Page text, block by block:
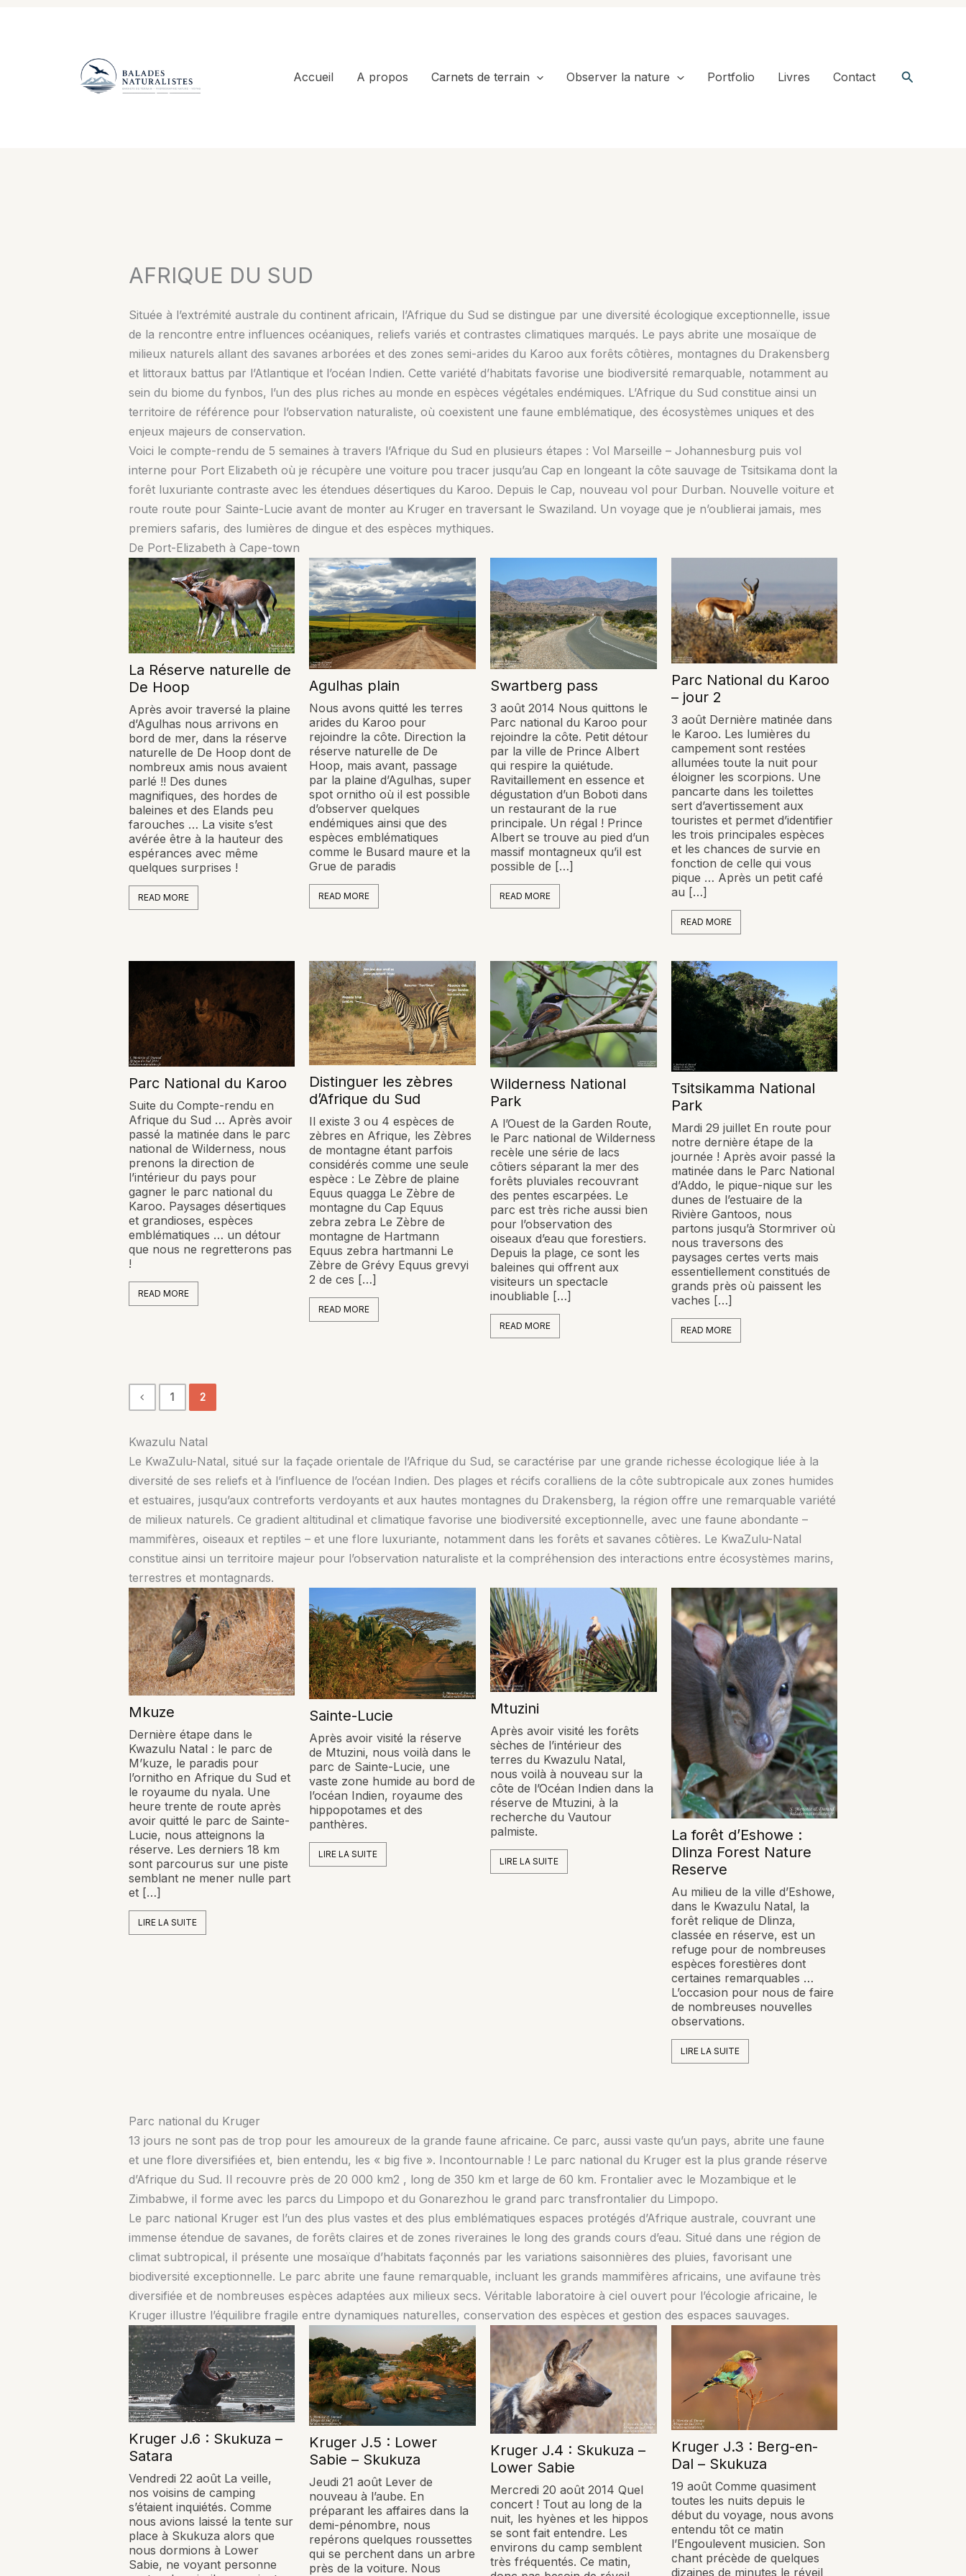
Accueil
A propos Carnets de terrain Observer la nature Portfolio Livres Contact
AFRIQUE DU SUD
Située à l’extrémité australe du continent africain, l’Afrique du Sud se distingue par une diversité écologique exceptionnelle, issue
de la rencontre entre influences océaniques, reliefs variés et contrastes climatiques marqués. Le pays abrite une mosaïque de
milieux naturels allant des savanes arborées et des zones semi-arides du Karoo aux forêts côtières, montagnes du Drakensberg
et littoraux battus par l’Atlantique et l’océan Indien. Cette variété d’habitats favorise une biodiversité remarquable, notamment au
sein du biome du fynbos, l’un des plus riches au monde en espèces végétales endémiques. L’Afrique du Sud constitue ainsi un
territoire de référence pour l’observation naturaliste, où coexistent une faune emblématique, des écosystèmes uniques et des
enjeux majeurs de conservation.
Voici le compte-rendu de 5 semaines à travers l’Afrique du Sud en plusieurs étapes : Vol Marseille – Johannesburg puis vol
interne pour Port Elizabeth où je récupère une voiture pou tracer jusqu’au Cap en longeant la côte sauvage de Tsitsikama dont la
forêt luxuriante contraste avec les étendues désertiques du Karoo. Depuis le Cap, nouveau vol pour Durban. Nouvelle voiture et
route route pour Sainte-Lucie avant de monter au Kruger en traversant le Swaziland. Un voyage que je n’oublierai jamais, mes
premiers safaris, des lumières de dingue et des espèces mythiques.
De Port-Elizabeth à Cape-town
La Réserve naturelle de
De Hoop
Après avoir traversé la plaine
d’Agulhas nous arrivons en
bord de mer, dans la réserve
naturelle de De Hoop dont de
nombreux amis nous avaient
parlé !! Des dunes
magnifiques, des hordes de
baleines et des Elands peu
farouches … La visite s’est
avérée être à la hauteur des
espérances avec même
quelques surprises !
READ MORE
Agulhas plain
Nous avons quitté les terres
arides du Karoo pour
rejoindre la côte. Direction la
réserve naturelle de De
Hoop, mais avant, passage
par la plaine d’Agulhas, super
spot ornitho où il est possible
d’observer quelques
endémiques ainsi que des
espèces emblématiques
comme le Busard maure et la
Grue de paradis
READ MORE
Swartberg pass
3 août 2014 Nous quittons le
Parc national du Karoo pour
rejoindre la côte. Petit détour
par la ville de Prince Albert
qui respire la quiétude.
Ravitaillement en essence et
dégustation d’un Boboti dans
un restaurant de la rue
principale. Un régal ! Prince
Albert se trouve au pied d’un
massif montagneux qu’il est
possible de […]
READ MORE
Parc National du Karoo
– jour 2
3 août Dernière matinée dans
le Karoo. Les lumières du
campement sont restées
allumées toute la nuit pour
éloigner les scorpions. Une
pancarte dans les toilettes
sert d’avertissement aux
touristes et permet d’identifier
les trois principales espèces
et les chances de survie en
fonction de celle qui vous
pique … Après un petit café
au […]
READ MORE
Parc National du Karoo
Suite du Compte-rendu en
Afrique du Sud … Après avoir
passé la matinée dans le parc
national de Wilderness, nous
prenons la direction de
l’intérieur du pays pour
gagner le parc national du
Karoo. Paysages désertiques
et grandioses, espèces
emblématiques … un détour
que nous ne regretterons pas
!
READ MORE
Distinguer les zèbres
d’Afrique du Sud
Il existe 3 ou 4 espèces de
zèbres en Afrique, les Zèbres
de montagne étant parfois
considérés comme une seule
espèce : Le Zèbre de plaine
Equus quagga Le Zèbre de
montagne du Cap Equus
zebra zebra Le Zèbre de
montagne de Hartmann
Equus zebra hartmanni Le
Zèbre de Grévy Equus grevyi
2 de ces […]
READ MORE
Wilderness National
Park
A l’Ouest de la Garden Route,
le Parc national de Wilderness
recèle une série de lacs
côtiers séparant la mer des
forêts pluviales recouvrant
des pentes escarpées. Le
parc est très riche aussi bien
pour l’observation des
oiseaux d’eau que forestiers.
Depuis la plage, ce sont les
baleines qui offrent aux
visiteurs un spectacle
inoubliable […]
READ MORE
Tsitsikamma National
Park
Mardi 29 juillet En route pour
notre dernière étape de la
journée ! Après avoir passé la
matinée dans le Parc National
d’Addo, le pique-nique sur les
dunes de l’estuaire de la
Rivière Gantoos, nous
partons jusqu’à Stormriver où
nous traversons des
paysages certes verts mais
essentiellement constitués de
grands près où paissent les
vaches […]
READ MORE
1 2
Kwazulu Natal
Le KwaZulu-Natal, situé sur la façade orientale de l’Afrique du Sud, se caractérise par une grande richesse écologique liée à la
diversité de ses reliefs et à l’influence de l’océan Indien. Des plages et récifs coralliens de la côte subtropicale aux zones humides
et estuaires, jusqu’aux contreforts verdoyants et aux hautes montagnes du Drakensberg, la région offre une remarquable variété
de milieux naturels. Ce gradient altitudinal et climatique favorise une biodiversité exceptionnelle, avec une faune abondante –
mammifères, oiseaux et reptiles – et une flore luxuriante, notamment dans les forêts et savanes côtières. Le KwaZulu-Natal
constitue ainsi un territoire majeur pour l’observation naturaliste et la compréhension des interactions entre écosystèmes marins,
terrestres et montagnards.
Mkuze
Dernière étape dans le
Kwazulu Natal : le parc de
M’kuze, le paradis pour
l’ornitho en Afrique du Sud et
le royaume du nyala. Une
heure trente de route après
avoir quitté le parc de Sainte-
Lucie, nous atteignons la
réserve. Les derniers 18 km
sont parcourus sur une piste
semblant ne mener nulle part
et […]
LIRE LA SUITE
Sainte-Lucie
Après avoir visité la réserve
de Mtuzini, nous voilà dans le
parc de Sainte-Lucie, une
vaste zone humide au bord de
l’océan Indien, royaume des
hippopotames et des
panthères.
LIRE LA SUITE
Mtuzini
Après avoir visité les forêts
sèches de l’intérieur des
terres du Kwazulu Natal,
nous voilà à nouveau sur la
côte de l’Océan Indien dans la
réserve de Mtuzini, à la
recherche du Vautour
palmiste.
LIRE LA SUITE
La forêt d’Eshowe :
Dlinza Forest Nature
Reserve
Au milieu de la ville d’Eshowe,
dans le Kwazulu Natal, la
forêt relique de Dlinza,
classée en réserve, est un
refuge pour de nombreuses
espèces forestières dont
certaines remarquables …
L’occasion pour nous de faire
de nombreuses nouvelles
observations.
LIRE LA SUITE
Parc national du Kruger
13 jours ne sont pas de trop pour les amoureux de la grande faune africaine. Ce parc, aussi vaste qu’un pays, abrite une faune
et une flore diversifiées et, bien entendu, les « big five ». Incontournable ! Le parc national du Kruger est la plus grande réserve
d’Afrique du Sud. Il recouvre près de 20 000 km2 , long de 350 km et large de 60 km. Frontalier avec le Mozambique et le
Zimbabwe, il forme avec les parcs du Limpopo et du Gonarezhou le grand parc transfrontalier du Limpopo.
Le parc national Kruger est l’un des plus vastes et des plus emblématiques espaces protégés d’Afrique australe, couvrant une
immense étendue de savanes, de forêts claires et de zones riveraines le long des grands cours d’eau. Situé dans une région de
climat subtropical, il présente une mosaïque d’habitats façonnés par les variations saisonnières des pluies, favorisant une
biodiversité exceptionnelle. Le parc abrite une faune remarquable, incluant les grands mammifères africains, une avifaune très
diversifiée et de nombreuses espèces adaptées aux milieux secs. Véritable laboratoire à ciel ouvert pour l’écologie africaine, le
Kruger illustre l’équilibre fragile entre dynamiques naturelles, conservation des espèces et gestion des espaces sauvages.
Kruger J.6 : Skukuza –
Satara
Vendredi 22 août La veille,
nos voisins de camping
s’étaient inquiétés. Comme
nous avions laissé la tente sur
place à Skukuza alors que
nous dormions à Lower
Sabie, ne voyant personne
Kruger J.5 : Lower
Sabie – Skukuza
Jeudi 21 août Lever de
nouveau à l’aube. En
préparant les affaires dans la
demi-pénombre, nous
repérons quelques roussettes
qui se perchent dans un arbre
près de la voiture. Nous
Kruger J.4 : Skukuza –
Lower Sabie
Mercredi 20 août 2014 Quel
concert ! Tout au long de la
nuit, les hyènes et les hippos
se sont fait entendre. Les
environs du camp semblent
très fréquentés. Ce matin,
Kruger J.3 : Berg-en-
Dal – Skukuza
19 août Comme quasiment
toutes les nuits depuis le
début du voyage, nous avons
entendu tôt ce matin
l’Engoulevent musicien. Son
chant précède de quelques
dizaines de minutes le réveil